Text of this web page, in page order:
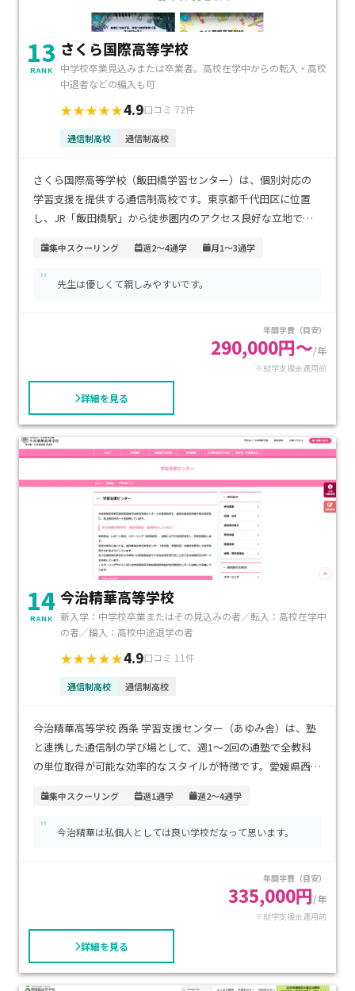
13
RANK
さくら国際高等学校
中学校卒業見込みまたは卒業者。高校在学中からの転入・高校
中退者などの編入も可
★★★★★4.9口コミ 72件
通信制高校 通信制高校
さくら国際高等学校（飯田橋学習センター）は、個別対応の
学習支援を提供する通信制高校です。東京都千代田区に位置
し、JR「飯田橋駅」から徒歩圏内のアクセス良好な立地で
請求や学校への問い合わせを通じて確認することができます。
この学校は、不登校経験者や発達障害などの特別な支援が必
要な生徒を支援しており、少人数制のアットホームな環境で個
ースもあり、進学や就職を目指す生徒にも対応しています。部
活動や学校行事も充実しており、学校生活を楽しみながら学び
を深めることができます。特に、個別の支援が必要な生徒にお
集中スクーリング 週2～4通学 月1～3通学
" 先生は優しくて親しみやすいです。
年間学費（目安）
290,000円～/年
※就学支援金適用前
詳細を見る
14
RANK
今治精華高等学校
新入学：中学校卒業またはその見込みの者／転入：高校在学中
の者／編入：高校中途退学の者
★★★★★4.9口コミ 11件
通信制高校 通信制高校
今治精華高等学校 西条 学習支援センター（あゆみ舎）は、塾
と連携した通信制の学び場として、週1～2回の通塾で全教科
の単位取得が可能な効率的なスタイルが特徴です。愛媛県西条
の単位制を活用しながら、予備校の映像授業や個別指導で基
礎からしっかり学べる体制が整っており、学費は塾の授業料と
通信制の費用を合わせても通いやすい水準です。自宅中心の学
集中スクーリング 週1通学 週2～4通学
" 今治精華は私個人としては良い学校だなって思います。
年間学費（目安）
335,000円/年
※就学支援金適用前
詳細を見る